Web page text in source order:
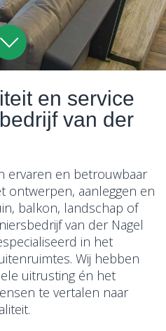
en service
van der
ervaren en betrouwbaar
ontwerpen, aanleggen en
balkon, landschap of
van der Nagel
in het
Wij hebben
uitrusting én het
te vertalen naar